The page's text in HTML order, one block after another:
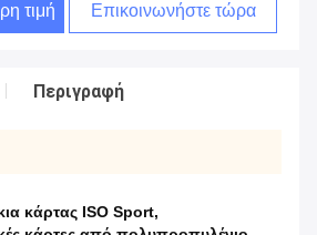
τιμή Επικοινωνήστε τώρα
Περιγραφή
κάρτας ISO Sport,